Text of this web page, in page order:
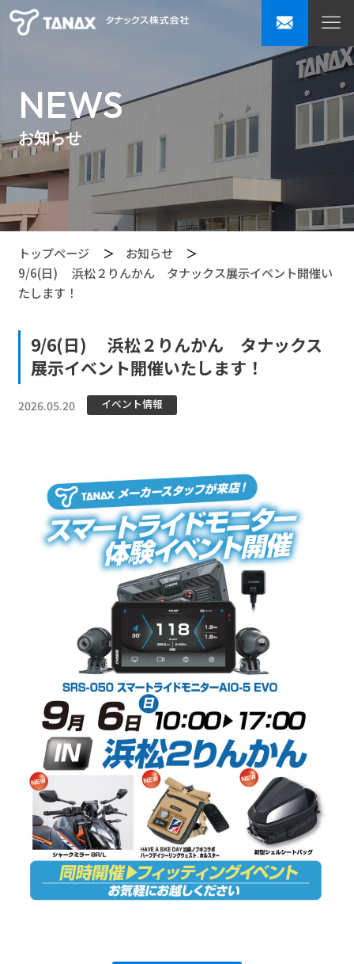
NEWS
お知らせ
トップページ
お知らせ
9/6(日) 浜松２りんかん タナックス展示イベント開催い
たします！
9/6(日) 浜松２りんかん タナックス
展示イベント開催いたします！
2026.05.20 イベント情報